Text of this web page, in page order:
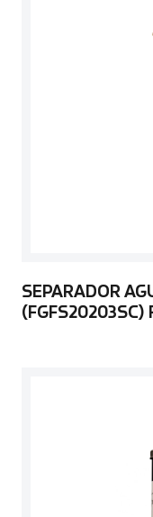
SEPARADOR
(FGFS20203SC)